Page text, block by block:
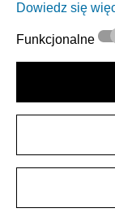
22 230 94 60
Akceptuje
Dowiedz się
Funkcjonalne